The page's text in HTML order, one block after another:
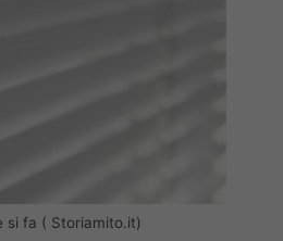
si fa ( Storiamito.it)